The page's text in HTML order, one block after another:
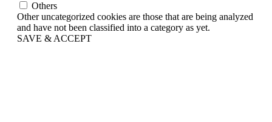
Others
Other uncategorized cookies are those that are being analyzed
and have not been classified into a category as yet.
SAVE & ACCEPT